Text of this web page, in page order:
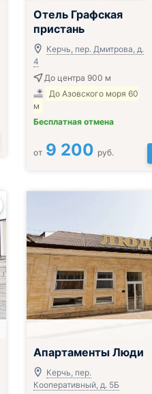
Завтрак включён
Отель Графская
пристань
Керчь, пер. Дмитрова, д.
4
До центра 900 м
До Азовского моря 60
м
Бесплатная отмена
от 9 200 руб.
Апартаменты Люди
Керчь, пер.
Кооперативный, д. 5Б